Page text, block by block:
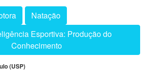
Natação
Esportiva: Produção do
Conhecimento
(USP)